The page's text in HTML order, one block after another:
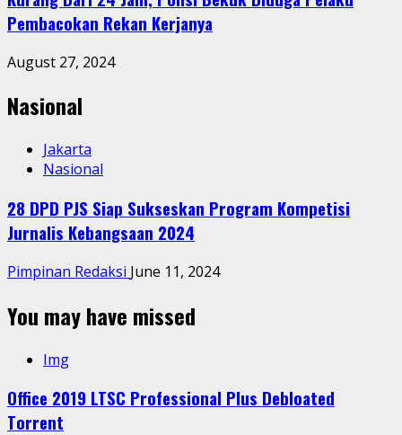
Pembacokan Rekan Kerjanya
August 27, 2024
Nasional
Jakarta
Nasional
28 DPD PJS Siap Sukseskan Program Kompetisi
Jurnalis Kebangsaan 2024
Pimpinan Redaksi June 11, 2024
You may have missed
Img
Office 2019 LTSC Professional Plus Debloated
Tоrrеnt